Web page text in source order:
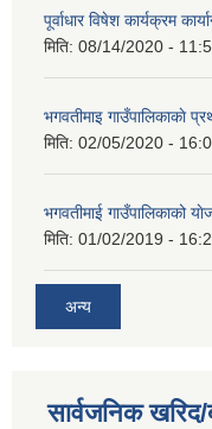
पूर्वाधार विषेश कार्यक्रम
मिति: 08/14/2020 -
भगवतीमाइ गाउँपालिकाकाे
मिति: 02/05/2020 -
भगवतीमाई गाउँपालिकाको
मिति: 01/02/2019 -
अन्य
सार्वजनिक